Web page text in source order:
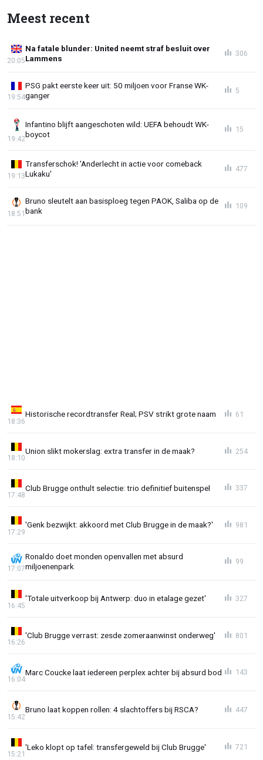
Meest recent
Na fatale blunder: United neemt straf besluit over
Lammens
20:05
306
PSG pakt eerste keer uit: 50 miljoen voor Franse WK-
ganger
19:54
5
Infantino blijft aangeschoten wild: UEFA behoudt WK-
boycot
19:42
15
Transferschok! 'Anderlecht in actie voor comeback
Lukaku'
19:13
477
Bruno sleutelt aan basisploeg tegen PAOK, Saliba op de
bank
18:51
109
Historische recordtransfer Real; PSV strikt grote naam
18:36
61
Union slikt mokerslag: extra transfer in de maak?
18:10
254
Club Brugge onthult selectie: trio definitief buitenspel
17:48
337
'Genk bezwijkt: akkoord met Club Brugge in de maak?'
17:29
981
Ronaldo doet monden openvallen met absurd
miljoenenpark
17:07
99
'Totale uitverkoop bij Antwerp: duo in etalage gezet'
16:45
327
'Club Brugge verrast: zesde zomeraanwinst onderweg'
16:26
801
Marc Coucke laat iedereen perplex achter bij absurd bod
16:04
143
Bruno laat koppen rollen: 4 slachtoffers bij RSCA?
15:42
447
'Leko klopt op tafel: transfergeweld bij Club Brugge'
15:21
721